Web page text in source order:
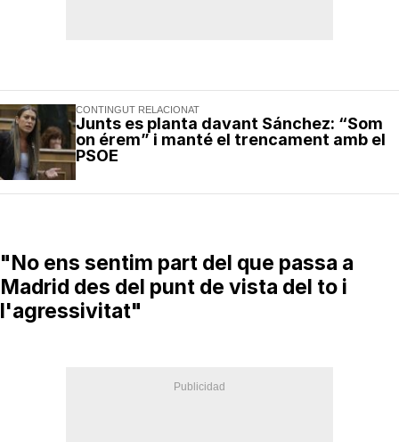
CONTINGUT RELACIONAT
Junts es planta davant Sánchez: “Som
on érem” i manté el trencament amb el
PSOE
"No ens sentim part del que passa a
Madrid des del punt de vista del to i
l'agressivitat"